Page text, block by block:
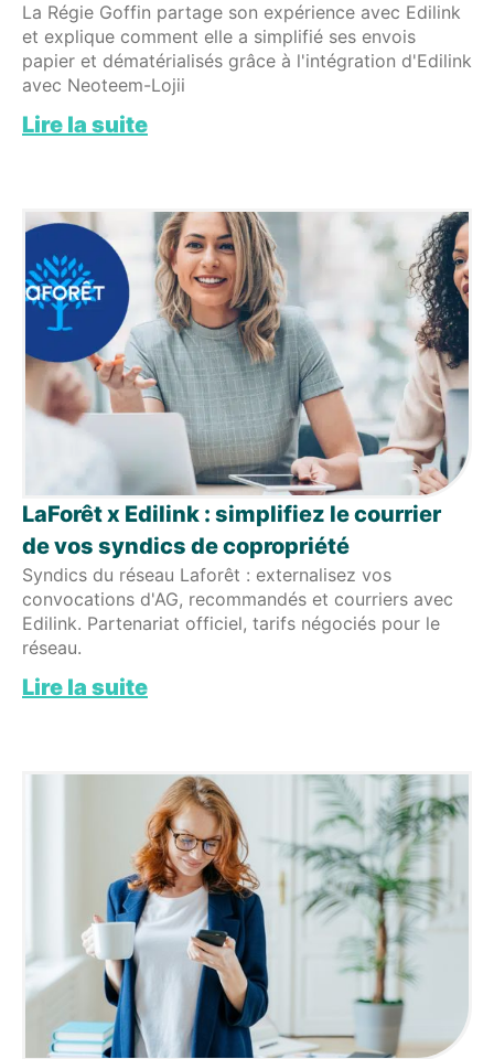
La Régie Goffin partage son expérience avec Edilink
et explique comment elle a simplifié ses envois
papier et dématérialisés grâce à l'intégration d'Edilink
avec Neoteem-Lojii
Lire la suite
LaForêt x Edilink : simplifiez le courrier
de vos syndics de copropriété
Syndics du réseau Laforêt : externalisez vos
convocations d'AG, recommandés et courriers avec
Edilink. Partenariat officiel, tarifs négociés pour le
réseau.
Lire la suite